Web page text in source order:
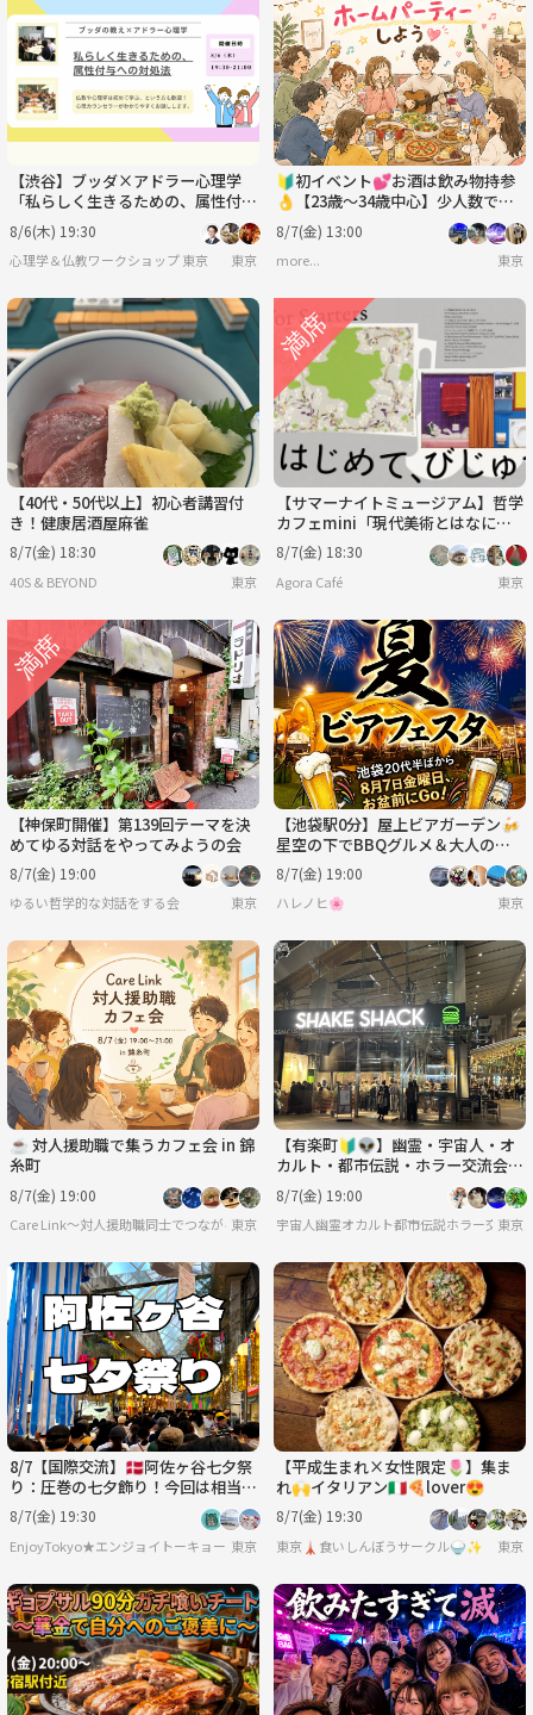
【渋谷】ブッダ×アドラー心理学
「私らしく生きるための、属性付与
への対処法」ワークショップ-東京
8/6(木) 19:30
心理学＆仏教ワークショップ 東京 東京
🔰初イベント💕お酒は飲み物持参
👌【23歳～34歳中心】少人数でホ
ームパーティーという名のランチ会
😋🍴🎉
8/7(金) 13:00
more... 東京
【40代・50代以上】初心者講習付
き！健康居酒屋麻雀
8/7(金) 18:30
40S & BEYOND 東京
【サマーナイトミュージアム】哲学
カフェmini「現代美術とはなに
か」@東京現代美術館※年齢制限有
8/7(金) 18:30
Agora Café 東京
【神保町開催】第139回テーマを決
めてゆる対話をやってみようの会
8/7(金) 19:00
ゆるい哲学的な対話をする会 東京
【池袋駅0分】屋上ビアガーデン🍻
星空の下でBBQグルメ＆大人の遊
びでワイワイ楽しもう！【20代後
半〜50代前半】
8/7(金) 19:00
ハレノヒ🌸 東京
☕ 対人援助職で集うカフェ会 in 錦
糸町
8/7(金) 19:00
Care Link〜対人援助職同士でつながる輪〜
東京
【有楽町🔰👽】幽霊・宇宙人・オ
カルト・都市伝説・ホラー交流会
☕️途中参加可♪
8/7(金) 19:00
宇宙人幽霊オカルト都市伝説ホラー交流会
東京
8/7【国際交流】🇩🇰阿佐ヶ谷七夕祭
り：圧巻の七夕飾り！今回は相当国
際交流。【あと3名】
8/7(金) 19:30
EnjoyTokyo★エンジョイトーキョー 〜気持ちだけでも国際派〜
東京
【平成生まれ×女性限定🌷】集ま
れ🙌イタリアン🇮🇹🍕lover😍
8/7(金) 19:30
東京🗼食いしんぼうサークル🍚✨ 東京